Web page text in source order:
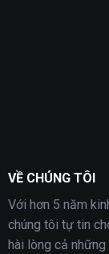
VỀ CHÚNG TÔI
Với hơn 5 năm
chúng tôi tự tin
hài lòng cả